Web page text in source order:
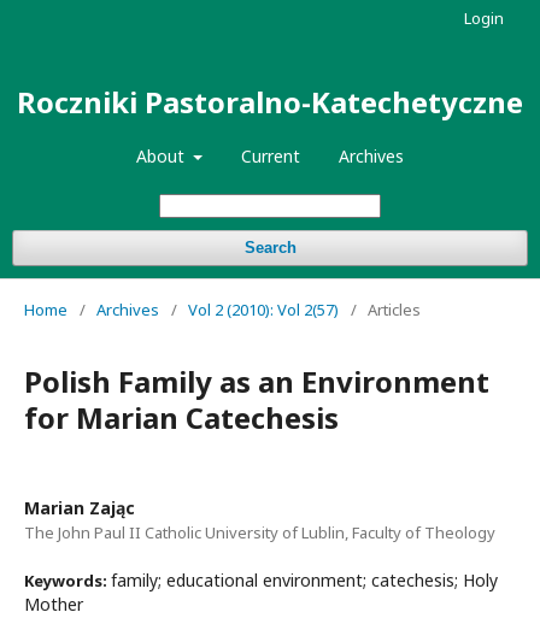
Roczniki Pastoralno-Katechetyczne
About Current Archives
Search
Login
Home / Archives / Vol 2 (2010): Vol 2(57) / Articles
Polish Family as an Environment
for Marian Catechesis
Marian Zając
The John Paul II Catholic University of Lublin, Faculty of Theology
Keywords: family; educational environment; catechesis; Holy
Mother